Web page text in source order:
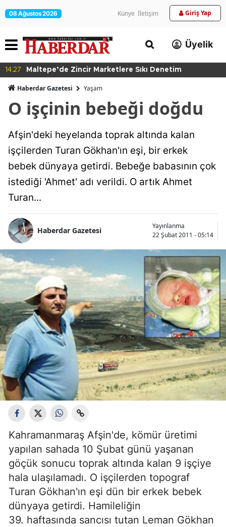
08 Ağustos 2026 Künye İletişim Giriş Yap
Üyelik
14:27 Maltepe’de Zincir Marketlere Sıkı Denetim
Haberdar Gazetesi Yaşam
O işçinin bebeği doğdu
Afşin'deki heyelanda toprak altında kalan
işçilerden Turan Gökhan'ın eşi, bir erkek
bebek dünyaya getirdi. Bebeğe babasının çok
istediği 'Ahmet' adı verildi. O artık Ahmet
Turan...
Haberdar Gazetesi
Yayınlanma
22 Şubat 2011 - 05:14
Kahramanmaraş Afşin'de, kömür üretimi
yapılan sahada 10 Şubat günü yaşanan
göçük sonucu toprak altında kalan 9 işçiye
hala ulaşılamadı. O işçilerden topograf
Turan Gökhan'ın eşi dün bir erkek bebek
dünyaya getirdi. Hamileliğin
39. haftasında sancısı tutan Leman Gökhan